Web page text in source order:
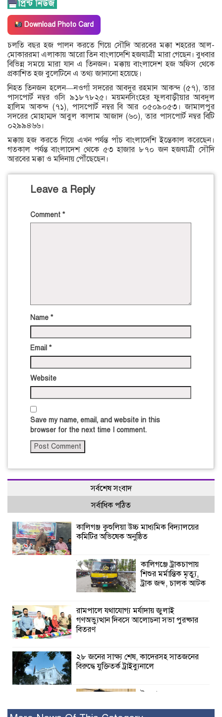
Download Photo Card
চলতি বছর হজ পালন করতে গিয়ে সৌদি আরবের মক্কা শহরের আল-
মোকাররমা এলাকায় আরো তিন বাংলাদেশি হজযাত্রী মারা গেছেন। বুধবার
বিভিন্ন সময়ে মারা যান এ তিনজন। মক্কায় বাংলাদেশ হজ অফিস থেকে
প্রকাশিত হজ বুলেটিনে এ তথ্য জানানো হয়েছে।
নিহত তিনজন হলেন—নওগাঁ সদরের আবদুর রহমান আকন্দ (৫৭), তার
পাসপোর্ট নম্বর ওসি ৯১৮৭৮২৫। ময়মনসিংহের ফুলবাড়ীয়ার আবদুল
হালিম আকন্দ (৭১), পাসপোর্ট নম্বর বি আর ০৫০৯০৫৩। জামালপুর
সদরের মোহাম্মদ আবুল কালাম আজাদ (৬০), তার পাসপোর্ট নম্বর বিটি
০২৯৯৪৬৬।
মক্কায় হজ করতে গিয়ে এখন পর্যন্ত পাঁচ বাংলাদেশি ইন্তেকাল করেছেন।
গতকাল পর্যন্ত বাংলাদেশ থেকে ৫৩ হাজার ৮৭০ জন হজযাত্রী সৌদি
আরবের মক্কা ও মদিনায় পৌঁছেছেন।
Leave a Reply
Comment *
Name *
Email *
Website
Save my name, email, and website in this
browser for the next time I comment.
সর্বশেষ সংবাদ
সর্বাধিক পঠিত
কালিগঞ্জ কুশুলিয়া উচ্চ মাধ্যমিক বিদ্যালয়ের
কমিটির অভিষেক অনুষ্ঠিত
কালিগঞ্জে ট্রাকচাপায়
শিশুর মর্মান্তিক মৃত্যু,
ট্রাক জব্দ, চালক আটক
রামপালে যথাযোগ্য মর্যাদায় জুলাই
গণঅভ্যুত্থান দিবসে আলোচনা সভা পুরষ্কার
বিতরণ
২৮ জনের সাক্ষ্য শেষ, কাদেরসহ সাতজনের
বিরুদ্ধে যুক্তিতর্ক ট্রাইব্যুনালে
ইসলামের সবচেয়ে